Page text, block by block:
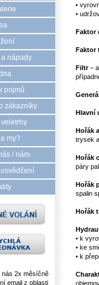
a nápady
pojmů
zákazníky
my?
/ nám
nás 2x měsíčně
email z oblasti
•
•
Faktor
Faktor
Filtr–
Hlavní
Hořák
trysek
Hořák
páry
Hořák
spalin
Hořák
• k
• ke
• k